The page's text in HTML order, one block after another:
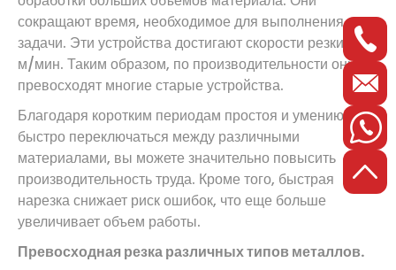
сокращают время, необходимое для выполнения
задачи. Эти устройства достигают скорости резки 100
м/мин. Таким образом, по производительности они
превосходят многие старые устройства.
Благодаря коротким периодам простоя и умению
быстро переключаться между различными
материалами, вы можете значительно повысить
производительность труда. Кроме того, быстрая
нарезка снижает риск ошибок, что еще больше
увеличивает объем работы.
Превосходная резка различных типов металлов.